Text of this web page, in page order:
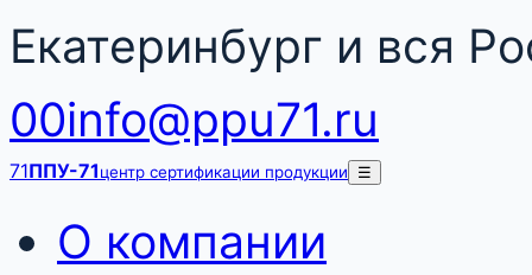
Екатеринбург и вся
00info@ppu71.ru
71ППУ-71центр сертификации продукции ☰
О компании